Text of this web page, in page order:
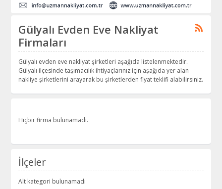
Gülyalı Evden Eve Nakliyat
Firmaları
Gülyalı evden eve nakliyat şirketleri aşağıda listelenmektedir.
Gülyalı ilçesinde taşımacılık ihtiyaçlarınız için aşağıda yer alan
nakliye şirketlerini arayarak bu şirketlerden fiyat teklifi alabilirsiniz.
Hiçbir firma bulunamadı.
İlçeler
Alt kategori bulunamadı